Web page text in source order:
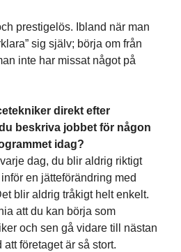
prestigelös. Ibland när man
sig själv; börja om från
inte har missat något på
direkt efter
beskriva jobbet för någon
idag?
dag, du blir aldrig riktigt
en jätteförändring med
blir aldrig tråkigt helt enkelt.
att du kan börja som
och sen gå vidare till nästan
företaget är så stort.